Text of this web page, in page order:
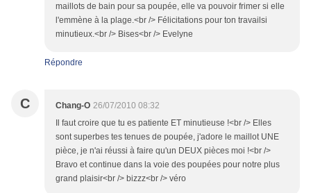
maillots de bain pour sa poupée, elle va pouvoir frimer si elle
l'emmène à la plage.<br /> Félicitations pour ton travailsi
minutieux.<br /> Bises<br /> Evelyne
Répondre
C Chang-O 26/07/2010 08:32
Il faut croire que tu es patiente ET minutieuse !<br /> Elles
sont superbes tes tenues de poupée, j'adore le maillot UNE
pièce, je n'ai réussi à faire qu'un DEUX pièces moi !<br />
Bravo et continue dans la voie des poupées pour notre plus
grand plaisir<br /> bizzz<br /> véro